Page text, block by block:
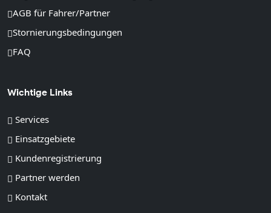
AGB für Fahrer/Partner
Stornierungsbedingungen
FAQ
Wichtige Links
Services
Einsatzgebiete
Kundenregistrierung
Partner werden
Kontakt